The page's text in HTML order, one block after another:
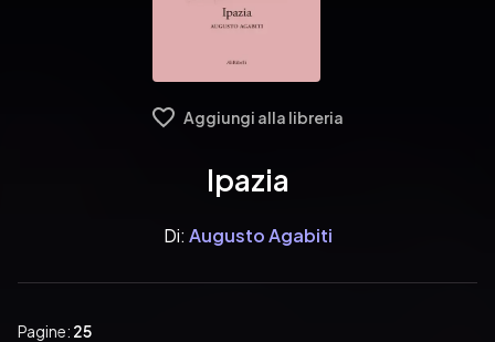
Aggiungi alla libreria
Ipazia
Di: Augusto Agabiti
Pagine: 25